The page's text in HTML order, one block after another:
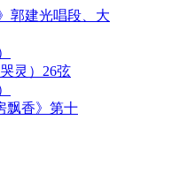
郭建光唱段、大
灵）26弦
飘香》第十